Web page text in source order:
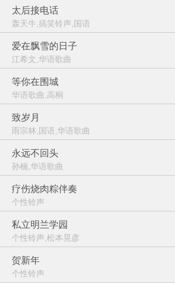
太后接电话
轰天牛,搞笑铃声,国语
爱在飘雪的日子
江希文,华语歌曲
等你在围城
华语歌曲,高桐
致岁月
雨宗林,国语,华语歌曲
永远不回头
孙楠,华语歌曲
疗伤烧肉粽伴奏
个性铃声
私立明兰学园
个性铃声,松本晃彦
贺新年
个性铃声